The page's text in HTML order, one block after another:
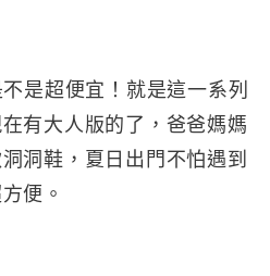
是超便宜！就是這一系列
有大人版的了，爸爸媽媽
洞鞋，夏日出門不怕遇到
便。